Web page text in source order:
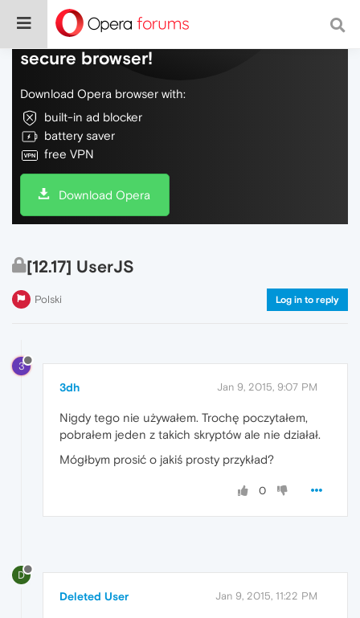
Do more on the web, with a fast and
secure browser!
Download Opera browser with:
built-in ad blocker
battery saver
free VPN
Download Opera
[12.17] UserJS
Polski Log in to reply
3
3dh Jan 9, 2015, 9:07 PM
Nigdy tego nie używałem. Trochę poczytałem,
pobrałem jeden z takich skryptów ale nie działał.
Mógłbym prosić o jakiś prosty przykład?
0
D
Deleted User Jan 9, 2015, 11:22 PM